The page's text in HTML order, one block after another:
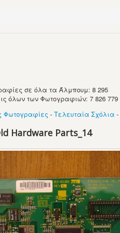
σε όλα τα Άλμπουμ: 8 295
όλων των Φωτογραφιών: 7 826 779
Φωτογραφίες - Τελευταία Σχόλια -
Hardware Parts_14